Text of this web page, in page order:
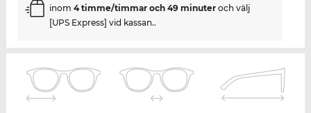
inom 4 timme/timmar och 49 minuteroch välj
[UPS Express] vid kassan..